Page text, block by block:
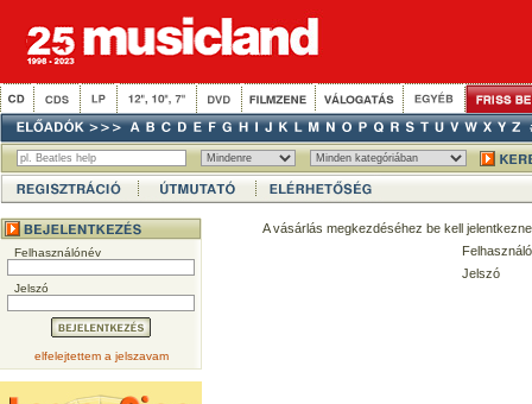
Felhasználónév
Jelszó
elfelejtettem a jelszavam
A vásárlás megkezdéséhez be kell
Jelszó